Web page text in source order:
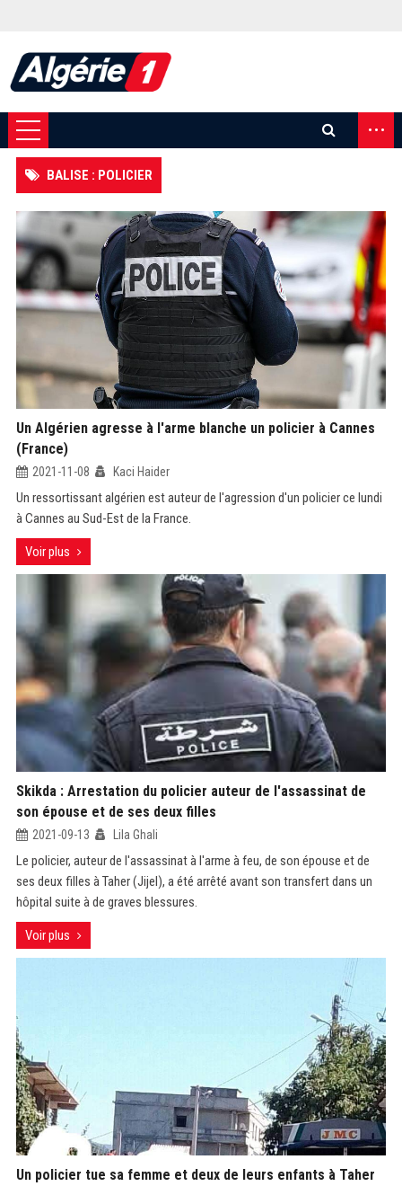
...
BALISE : POLICIER
Un Algérien agresse à l'arme blanche un policier à Cannes
(France)
2021-11-08 Kaci Haider
Un ressortissant algérien est auteur de l'agression d'un policier ce lundi
à Cannes au Sud-Est de la France.
Voir plus
Skikda : Arrestation du policier auteur de l'assassinat de
son épouse et de ses deux filles
2021-09-13 Lila Ghali
Le policier, auteur de l'assassinat à l'arme à feu, de son épouse et de
ses deux filles à Taher (Jijel), a été arrêté avant son transfert dans un
hôpital suite à de graves blessures.
Voir plus
Un policier tue sa femme et deux de leurs enfants à Taher